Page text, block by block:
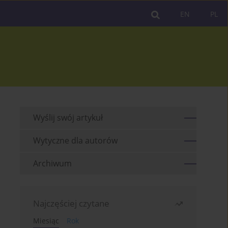
PL
EN
Wyślij swój artykuł
Wytyczne dla autorów
Archiwum
Najczęściej czytane
Miesiąc
Rok